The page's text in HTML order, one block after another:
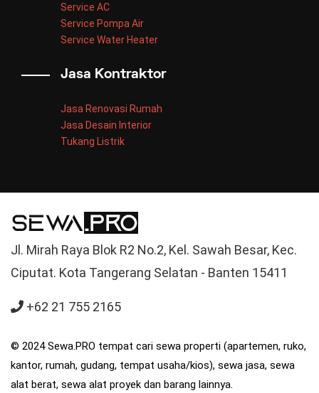
Service AC
Service Pompa Air
Service Water Heater
Jasa Kontraktor
Jasa Renovasi Rumah
Jasa Desain Interior
Tukang Listrik
Jl. Mirah Raya Blok R2 No.2, Kel. Sawah Besar, Kec.
Ciputat. Kota Tangerang Selatan - Banten 15411
+62 21 755 2165
© 2024 Sewa.PRO tempat cari sewa properti (apartemen, ruko,
kantor, rumah, gudang, tempat usaha/kios), sewa jasa, sewa
alat berat, sewa alat proyek dan barang lainnya.